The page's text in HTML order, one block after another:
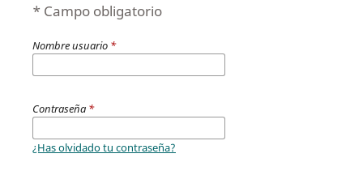
* Campo obligatorio
Nombre usuario *
Contraseña *
¿Has olvidado tu contraseña?